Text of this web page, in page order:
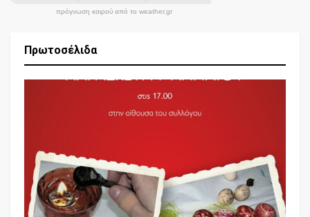
πρόγνωση καιρού από το weather.gr
Πρωτοσέλιδα